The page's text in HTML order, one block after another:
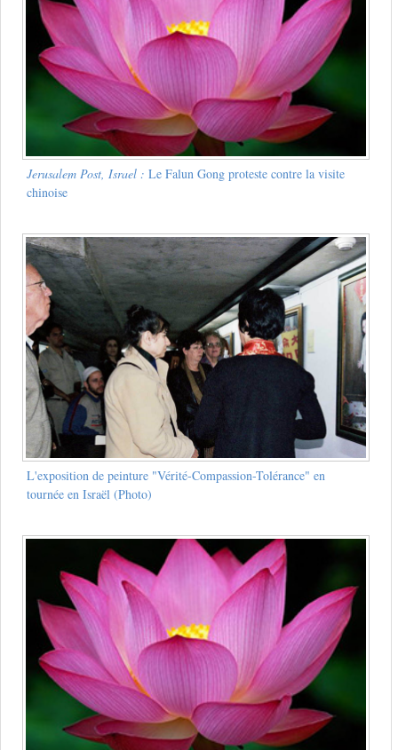
Jerusalem Post, Israel : Le Falun Gong proteste contre la visite
chinoise
L'exposition de peinture "Vérité-Compassion-Tolérance" en
tournée en Israël (Photo)